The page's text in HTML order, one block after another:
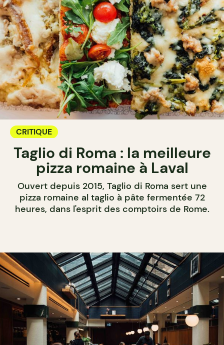
CRITIQUE
Taglio di Roma : la meilleure
pizza romaine à Laval
Ouvert depuis 2015, Taglio di Roma sert une
pizza romaine al taglio à pâte fermentée 72
heures, dans l'esprit des comptoirs de Rome.